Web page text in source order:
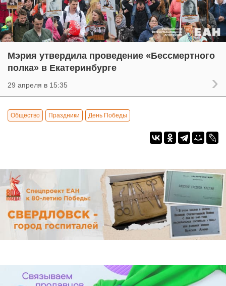
Мэрия утвердила проведение «Бессмертного
полка» в Екатеринбурге
29 апреля в 15:35
Общество Праздники День Победы